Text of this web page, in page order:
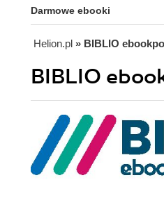
Darmowe ebooki
Helion.pl » BIBLIO
BIBLIO